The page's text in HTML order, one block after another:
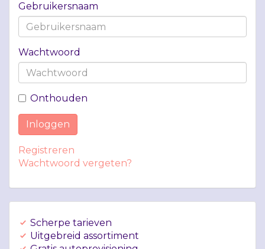
Gebruikersnaam
Wachtwoord
Onthouden
Inloggen
Registreren
Wachtwoord vergeten?
Scherpe tarieven
Uitgebreid assortiment